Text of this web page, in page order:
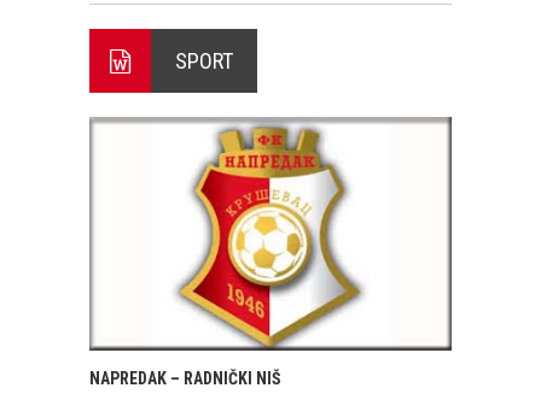
SPORT
NAPREDAK – RADNIČKI NIŠ